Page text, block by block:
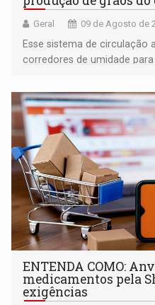
Geral 09 de Agosto de
Esse sistema de circulação
corredores de umidade para
ENTENDA COMO:
medicamentos pela
exigências